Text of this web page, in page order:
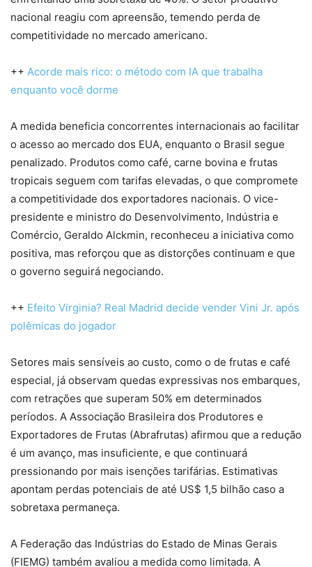
nacional reagiu com apreensão, temendo perda de
competitividade no mercado americano.
++ Acorde mais rico: o método com IA que trabalha
enquanto você dorme
A medida beneficia concorrentes internacionais ao facilitar
o acesso ao mercado dos EUA, enquanto o Brasil segue
penalizado. Produtos como café, carne bovina e frutas
tropicais seguem com tarifas elevadas, o que compromete
a competitividade dos exportadores nacionais. O vice-
presidente e ministro do Desenvolvimento, Indústria e
Comércio, Geraldo Alckmin, reconheceu a iniciativa como
positiva, mas reforçou que as distorções continuam e que
o governo seguirá negociando.
++ Efeito Virginia? Real Madrid decide vender Vini Jr. após
polêmicas do jogador
Setores mais sensíveis ao custo, como o de frutas e café
especial, já observam quedas expressivas nos embarques,
com retrações que superam 50% em determinados
períodos. A Associação Brasileira dos Produtores e
Exportadores de Frutas (Abrafrutas) afirmou que a redução
é um avanço, mas insuficiente, e que continuará
pressionando por mais isenções tarifárias. Estimativas
apontam perdas potenciais de até US$ 1,5 bilhão caso a
sobretaxa permaneça.
A Federação das Indústrias do Estado de Minas Gerais
(FIEMG) também avaliou a medida como limitada. A